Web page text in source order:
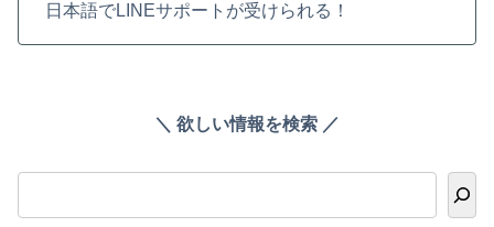
日本語でLINEサポートが受けられる！
＼ 欲しい情報を検索 ／